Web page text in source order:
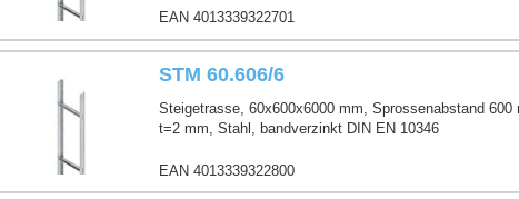
EAN 4013339322701
STM 60.606/6
Steigetrasse, 60x600x6000 mm, Sprossenabstand 600
t=2 mm, Stahl, bandverzinkt DIN EN 10346
EAN 4013339322800